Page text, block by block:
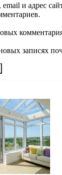
и адрес
записях